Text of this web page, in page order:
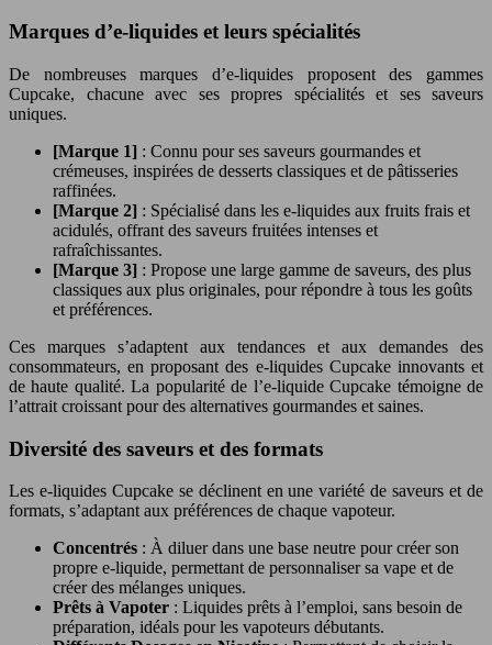
Marques d’e-liquides et leurs spécialités
De nombreuses marques d’e-liquides proposent des gammes
Cupcake, chacune avec ses propres spécialités et ses saveurs
uniques.
[Marque 1] : Connu pour ses saveurs gourmandes et
crémeuses, inspirées de desserts classiques et de pâtisseries
raffinées.
[Marque 2] : Spécialisé dans les e-liquides aux fruits frais et
acidulés, offrant des saveurs fruitées intenses et
rafraîchissantes.
[Marque 3] : Propose une large gamme de saveurs, des plus
classiques aux plus originales, pour répondre à tous les goûts
et préférences.
Ces marques s’adaptent aux tendances et aux demandes des
consommateurs, en proposant des e-liquides Cupcake innovants et
de haute qualité. La popularité de l’e-liquide Cupcake témoigne de
l’attrait croissant pour des alternatives gourmandes et saines.
Diversité des saveurs et des formats
Les e-liquides Cupcake se déclinent en une variété de saveurs et de
formats, s’adaptant aux préférences de chaque vapoteur.
Concentrés : À diluer dans une base neutre pour créer son
propre e-liquide, permettant de personnaliser sa vape et de
créer des mélanges uniques.
Prêts à Vapoter : Liquides prêts à l’emploi, sans besoin de
préparation, idéals pour les vapoteurs débutants.